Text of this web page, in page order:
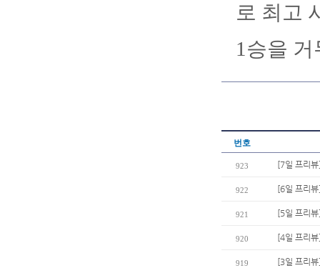
로 최고
1승을
번호
923 [7일 프리
922 [6일 프리
921 [5일 프리
920 [4일 프리
919 [3일 프리